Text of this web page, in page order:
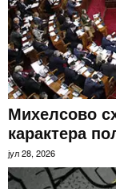
Михелсово
карактера
јул 28, 2026